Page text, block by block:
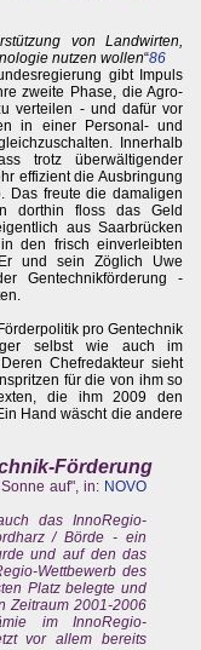
von Landwirten,
nutzen wollen“86
gibt Impuls
zweite Phase, die Agro-
verteilen - und dafür vor
in einer Personal- und
Innerhalb
trotz überwältigender
effizient die Ausbringung
Das freute die damaligen
dorthin floss das Geld
aus Saarbrücken
den frisch einverleibten
und sein Zöglich Uwe
Gentechnikförderung -
pro Gentechnik
selbst wie auch im
Chefredakteur sieht
für die von ihm so
die ihm 2009 den
Hand wäscht die andere
Förderung
auf", in: NOVO
das InnoRegio-
/ Börde - ein
und auf den das
Wettbewerb des
Platz belegte und
Zeitraum 2001-2006
im InnoRegio-
vor allem bereits